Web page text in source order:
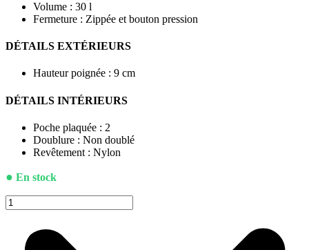
Volume : 30 l
Fermeture : Zippée et bouton pression
DÉTAILS EXTÉRIEURS
Hauteur poignée : 9 cm
DÉTAILS INTÉRIEURS
Poche plaquée : 2
Doublure : Non doublé
Revêtement : Nylon
● En stock